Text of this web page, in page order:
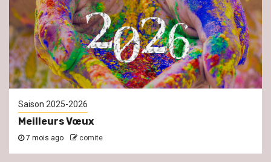
Saison 2025-2026
Meilleurs Vœux
7 mois ago comite